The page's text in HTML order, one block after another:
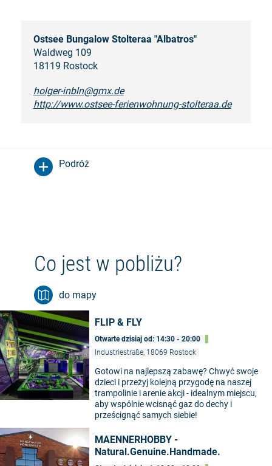
Ostsee Bungalow Stolteraa "Albatros"
Waldweg 109
18119 Rostock
holger-inbln@gmx.de
http://www.ostsee-ferienwohnung-stolteraa.de
Podróż
Co jest w pobliżu?
do mapy
FLIP & FLY
Otwarte dzisiaj od: 14:30 - 20:00
Industriestraße, 18069 Rostock
Gotowi na najlepszą zabawę? Chwyć swoje
dzieci i przeżyj kolejną przygodę na naszej
trampolinie i arenie akcji - idealnym miejscu,
aby wspólnie wcisnąć gaz do dechy i
prześcignąć samych siebie!
MAENNERHOBBY -
Natural.Genuine.Handmade.